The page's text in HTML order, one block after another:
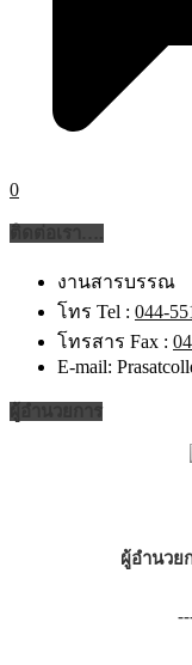
0
งานสารบรรณ
โทร Tel : 044-
โทรสาร Fax :
E-mail:
ผู้อำนวย